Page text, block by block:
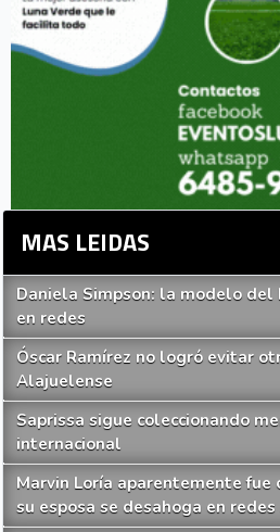
MAS LEIDAS
Daniela Simpson: la modelo del
en redes
Óscar Ramírez no logró evitar
Alajuelense
Saprissa sigue coleccionando
internacional
Marvin Loría aparentemente fue
su esposa se desahoga en redes